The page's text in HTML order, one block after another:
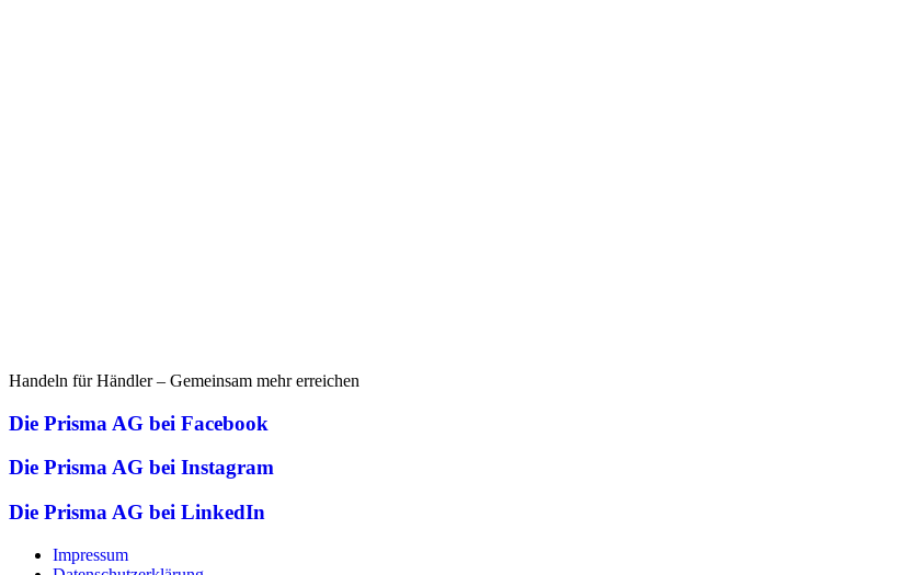
Handeln für Händler – Gemeinsam mehr erreichen
Die Prisma AG bei Facebook
Die Prisma AG bei Instagram
Die Prisma AG bei LinkedIn
Impressum